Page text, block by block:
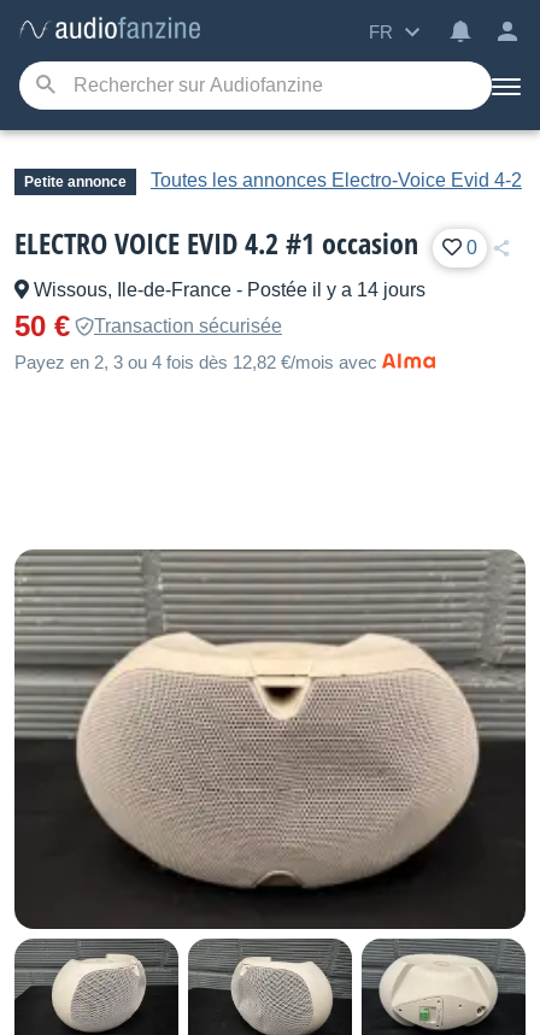
FR
Petite annonce Toutes les annonces Electro-Voice Evid 4-2
ELECTRO VOICE EVID 4.2 #1 occasion 0
Wissous, Ile-de-France - Postée il y a 14 jours
50 €
Transaction sécurisée
Payez en 2, 3 ou 4 fois dès 12,82 €/mois avec